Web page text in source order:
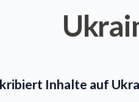
Inhalte auf